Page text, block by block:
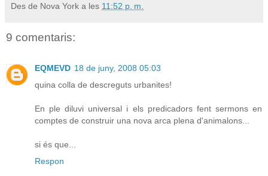
Des de Nova York a les 11:52 p. m.
9 comentaris:
EQMEVD 18 de juny, 2008 05:03
quina colla de descreguts urbanites!
En ple diluvi universal i els predicadors fent sermons en
comptes de construir una nova arca plena d'animalons...
si és que...
Respon